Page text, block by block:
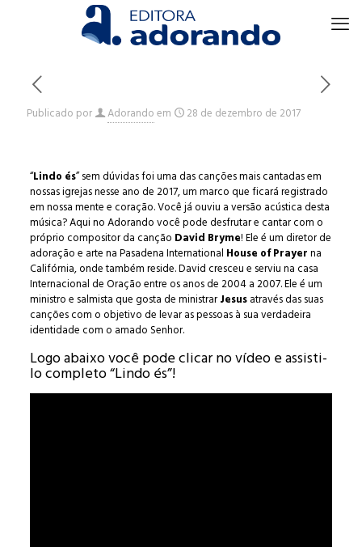
Publicado por Adorandoem 28 de dezembro de 2017
“Lindo és” sem dúvidas foi uma das canções mais cantadas em
nossas igrejas nesse ano de 2017, um marco que ficará registrado
em nossa mente e coração. Você já ouviu a versão acústica desta
música? Aqui no Adorando você pode desfrutar e cantar com o
próprio compositor da canção David Bryme! Ele é um diretor de
adoração e arte na Pasadena International House of Prayerna
Califórnia, onde também reside. David cresceu e serviu na casa
Internacional de Oração entre os anos de 2004 a 2007. Ele é um
ministro e salmista que gosta de ministrarJesusatravés das suas
canções com o objetivo de levar as pessoas à sua verdadeira
identidade com o amado Senhor.
Logo abaixo você pode clicar no vídeo e assisti-
lo completo “Lindo és”!